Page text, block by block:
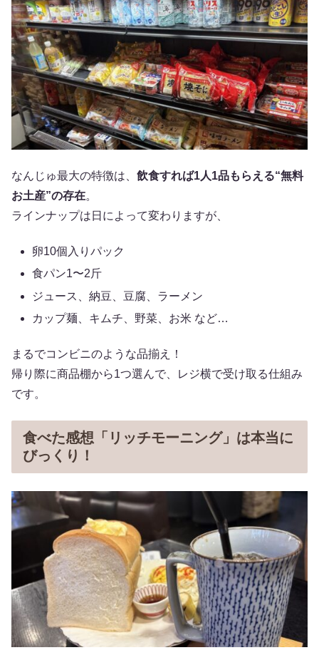
なんじゅ最大の特徴は、 飲食すれば1人1品もらえる“無料
お土産”の存在。
ラインナップは日によって変わりますが、
卵10個入りパック
食パン1〜2斤
ジュース、納豆、豆腐、ラーメン
カップ麺、キムチ、野菜、お米 など…
まるでコンビニのような品揃え！
帰り際に商品棚から1つ選んで、レジ横で受け取る仕組み
です。
食べた感想「リッチモーニング」は本当に
びっくり！